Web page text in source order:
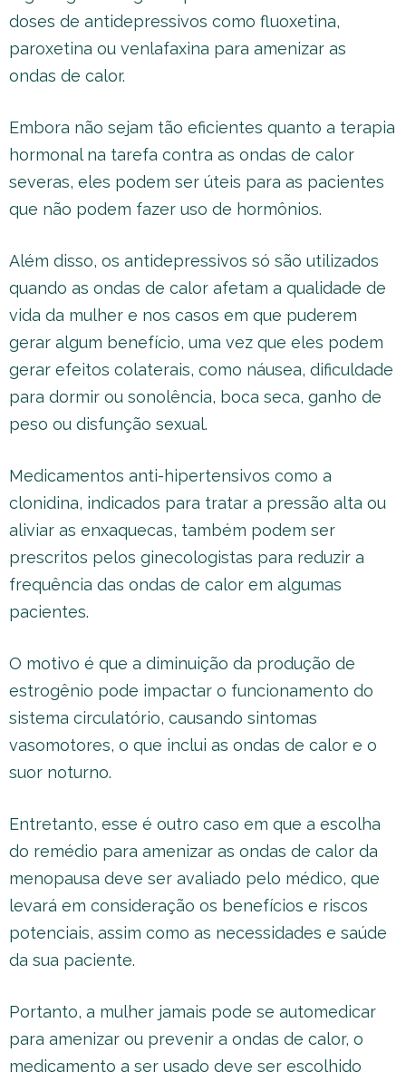
doses de antidepressivos como fluoxetina,
paroxetina ou venlafaxina para amenizar as
ondas de calor.
Embora não sejam tão eficientes quanto a terapia
hormonal na tarefa contra as ondas de calor
severas, eles podem ser úteis para as pacientes
que não podem fazer uso de hormônios.
Além disso, os antidepressivos só são utilizados
quando as ondas de calor afetam a qualidade de
vida da mulher e nos casos em que puderem
gerar algum benefício, uma vez que eles podem
gerar efeitos colaterais, como náusea, dificuldade
para dormir ou sonolência, boca seca, ganho de
peso ou disfunção sexual.
Medicamentos anti-hipertensivos como a
clonidina, indicados para tratar a pressão alta ou
aliviar as enxaquecas, também podem ser
prescritos pelos ginecologistas para reduzir a
frequência das ondas de calor em algumas
pacientes.
O motivo é que a diminuição da produção de
estrogênio pode impactar o funcionamento do
sistema circulatório, causando sintomas
vasomotores, o que inclui as ondas de calor e o
suor noturno.
Entretanto, esse é outro caso em que a escolha
do remédio para amenizar as ondas de calor da
menopausa deve ser avaliado pelo médico, que
levará em consideração os benefícios e riscos
potenciais, assim como as necessidades e saúde
da sua paciente.
Portanto, a mulher jamais pode se automedicar
para amenizar ou prevenir a ondas de calor, o
medicamento a ser usado deve ser escolhido